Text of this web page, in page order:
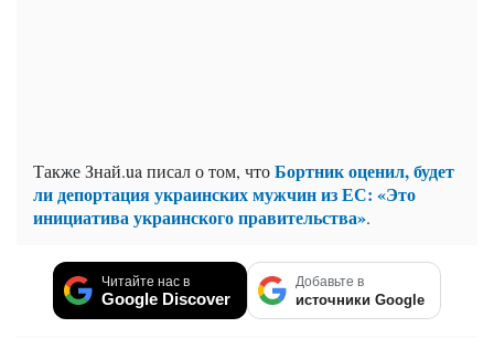
Также Знай.ua писал о том, чтоБортник оценил, будет
ли депортация украинских мужчин из ЕС: «Это
инициатива украинского правительства».
Читайте нас в
Google Discover
Добавьте в
источники Google